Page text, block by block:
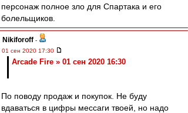
персонаж полное зло для Спартака и его
болельщиков.
Nikiforoff -
01 сен 2020 17:30
Arcade Fire » 01 сен 2020 16:30
По поводу продаж и покупок. Не буду
вдаваться в цифры мессаги твоей, но надо